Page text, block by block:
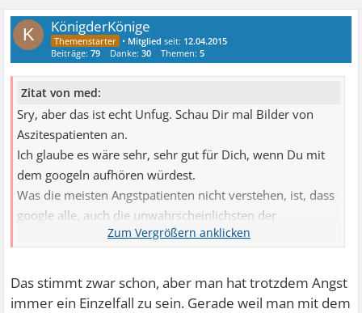
K KönigderKönige
• Mitglied seit: 12.04.2015
Beiträge:79 Danke:30 Themen:5
Zitat von med:
Sry, aber das ist echt Unfug. Schau Dir mal Bilder von
Aszitespatienten an.
Ich glaube es wäre sehr, sehr gut für Dich, wenn Du mit
dem googeln aufhören würdest.
Was die meisten Angstpatienten nicht verstehen, ist, dass
google alle, auch die unwahrscheinlichsten der
unwahrscheinlichen Diagnosen bei der Symptomsuche
Tumor.
Das stimmt zwar schon, aber man hat trotzdem Angst
immer ein Einzelfall zu sein. Gerade weil man mit dem